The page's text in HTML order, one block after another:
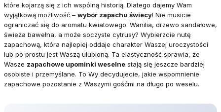
które kojarzą się z ich wspólną historią. Dlatego dajemy Wam
wyjątkową możliwość – wybór zapachu świecy! Nie musicie
ograniczać się do aromatu kwiatowego. Wanilia, drzewo sandałowe,
świeża bawełna, a może soczyste cytrusy? Wybierzcie nutę
zapachową, która najlepiej oddaje charakter Waszej uroczystości
lub po prostu jest Waszą ulubioną. Ta elastyczność sprawia, że
Wasze zapachowe upominki weselne stają się jeszcze bardziej
osobiste i przemyślane. To Wy decydujecie, jakie wspomnienie
zapachowe pozostanie z Waszymi gośćmi na długo po weselu.